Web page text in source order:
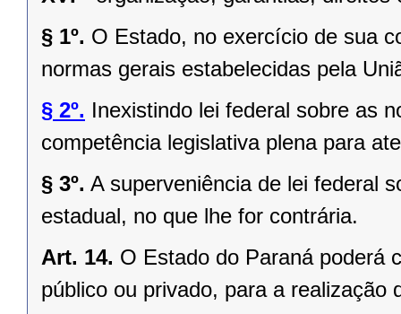
§ 1º. O Estado, no exercício de sua
normas gerais estabelecidas pela
§ 2º. Inexistindo lei federal sobre as
competência legislativa plena para
§ 3º. A superveniência de lei federal
estadual, no que lhe for contrária.
Art. 14. O Estado do Paraná poderá
público ou privado, para a realização